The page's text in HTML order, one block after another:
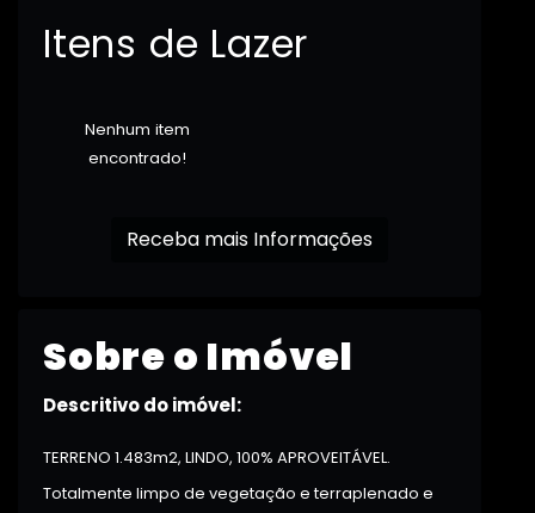
Itens de Lazer
Nenhum item
encontrado!
Receba mais Informações
Sobre o Imóvel
Descritivo do imóvel:
TERRENO 1.483m2, LINDO, 100% APROVEITÁVEL.
Totalmente limpo de vegetação e terraplenado e